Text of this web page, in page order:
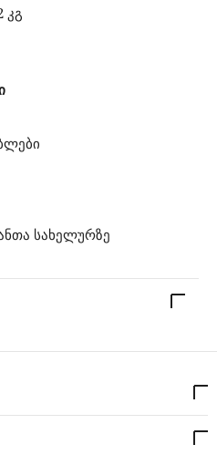
კგ
სახელურზე